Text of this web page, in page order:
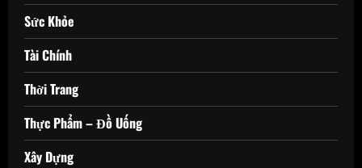
Sức Khỏe
Tài Chính
Thời Trang
Thực Phẩm – Đồ Uống
Xây Dựng